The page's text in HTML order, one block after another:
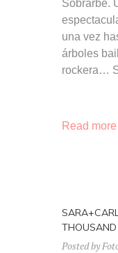
Sobrarbe.
una vez
árboles
rockera…
Read
Posted by